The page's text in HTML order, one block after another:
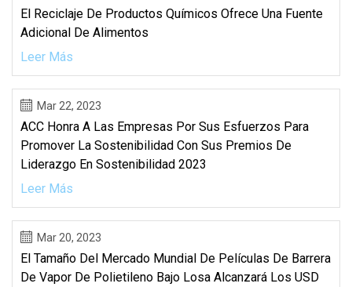
El Reciclaje De Productos Químicos Ofrece Una Fuente
Adicional De Alimentos
Leer Más
Mar 22, 2023
ACC Honra A Las Empresas Por Sus Esfuerzos Para
Promover La Sostenibilidad Con Sus Premios De
Liderazgo En Sostenibilidad 2023
Leer Más
Mar 20, 2023
El Tamaño Del Mercado Mundial De Películas De Barrera
De Vapor De Polietileno Bajo Losa Alcanzará Los USD